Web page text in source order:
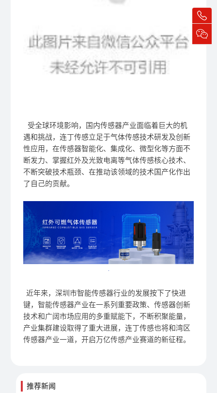
受全球环境影响，国内传感器产业面临着巨大的机
遇和挑战，连丁传感立足于气体传感技术研发及创新
性应用，在传感器智能化、集成化、微型化等方面不
断发力、掌握红外及光致电离等气体传感核心技术、
不断突破技术瓶颈、在推动该领域的技术国产化作出
了自己的贡献。
近年来，深圳市智能传感器行业的发展按下了快进
键，智能传感器产业在一系列重要政策、传感器创新
技术和广阔市场应用的多重赋能下，不断积聚能量，
产业集群建设取得了重大进展，连丁传感也将和湾区
传感器产业一道，开启万亿传感产业赛道的新征程。
推荐新闻